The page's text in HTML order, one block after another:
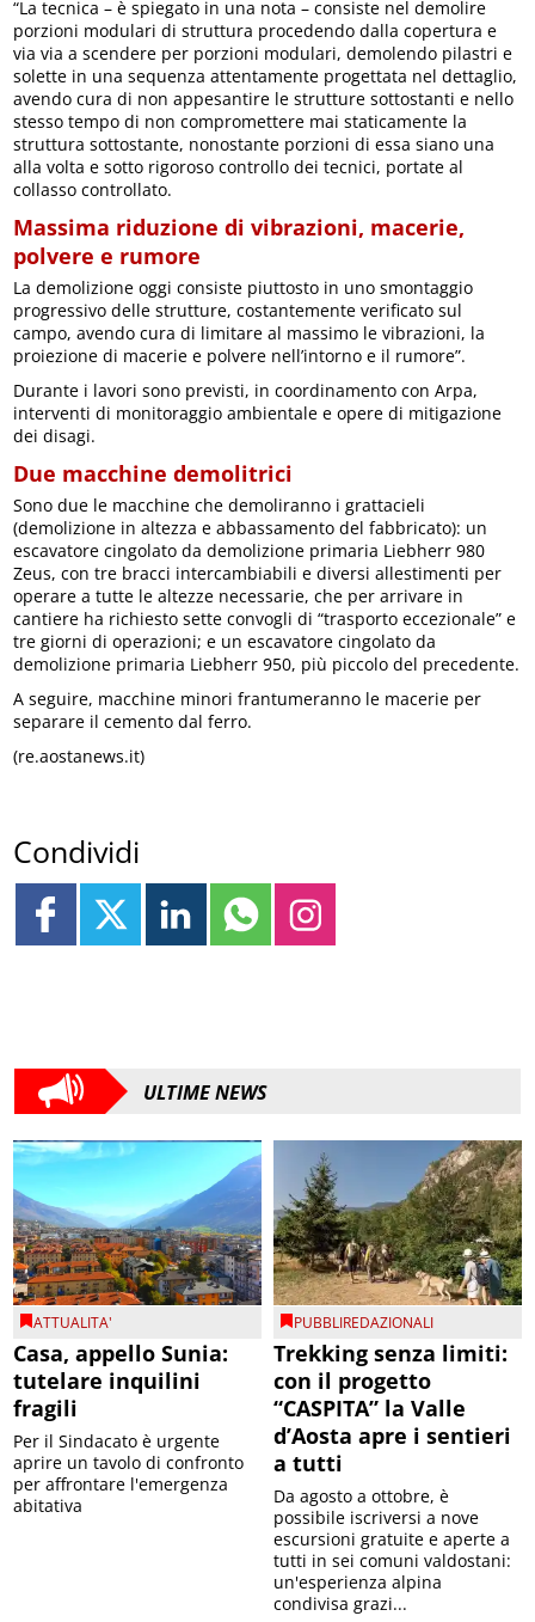
“La tecnica – è spiegato in una nota – consiste nel demolire
porzioni modulari di struttura procedendo dalla copertura e
via via a scendere per porzioni modulari, demolendo pilastri e
solette in una sequenza attentamente progettata nel dettaglio,
avendo cura di non appesantire le strutture sottostanti e nello
stesso tempo di non compromettere mai staticamente la
struttura sottostante, nonostante porzioni di essa siano una
alla volta e sotto rigoroso controllo dei tecnici, portate al
collasso controllato.
Massima riduzione di vibrazioni, macerie,
polvere e rumore
La demolizione oggi consiste piuttosto in uno smontaggio
progressivo delle strutture, costantemente verificato sul
campo, avendo cura di limitare al massimo le vibrazioni, la
proiezione di macerie e polvere nell’intorno e il rumore”.
Durante i lavori sono previsti, in coordinamento con Arpa,
interventi di monitoraggio ambientale e opere di mitigazione
dei disagi.
Due macchine demolitrici
Sono due le macchine che demoliranno i grattacieli
(demolizione in altezza e abbassamento del fabbricato): un
escavatore cingolato da demolizione primaria Liebherr 980
Zeus, con tre bracci intercambiabili e diversi allestimenti per
operare a tutte le altezze necessarie, che per arrivare in
cantiere ha richiesto sette convogli di “trasporto eccezionale” e
tre giorni di operazioni; e un escavatore cingolato da
demolizione primaria Liebherr 950, più piccolo del precedente.
A seguire, macchine minori frantumeranno le macerie per
separare il cemento dal ferro.
(re.aostanews.it)
Condividi
ULTIME NEWS
ATTUALITA'
Casa, appello Sunia:
tutelare inquilini
fragili
Per il Sindacato è urgente
aprire un tavolo di confronto
per affrontare l'emergenza
abitativa
PUBBLIREDAZIONALI
Trekking senza limiti:
con il progetto
“CASPITA” la Valle
d’Aosta apre i sentieri
a tutti
Da agosto a ottobre, è
possibile iscriversi a nove
escursioni gratuite e aperte a
tutti in sei comuni valdostani:
un'esperienza alpina
condivisa grazi...